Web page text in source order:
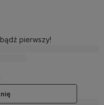
pierwszy!